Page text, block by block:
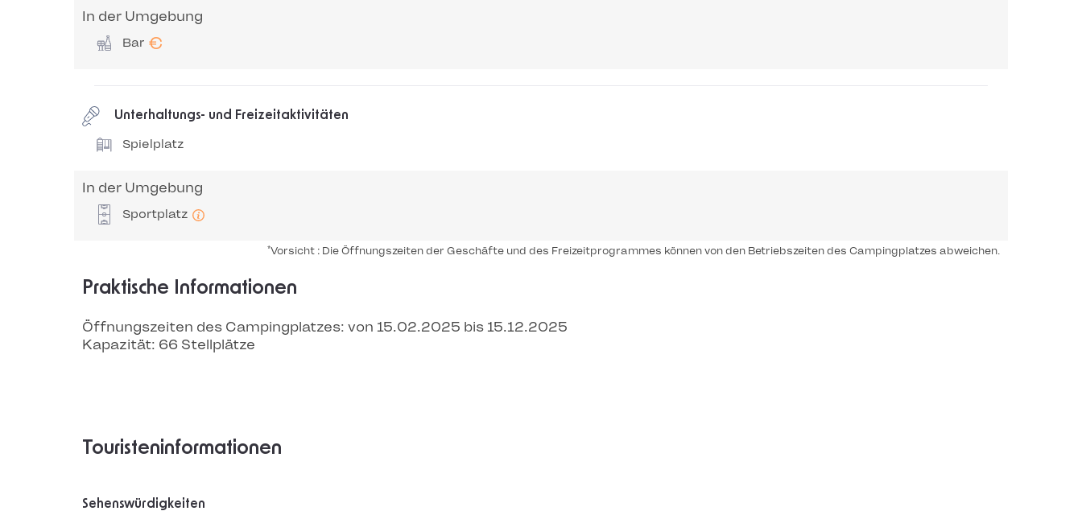
In der Umgebung
Bar €
Unterhaltungs- und Freizeitaktivitäten
Spielplatz
In der Umgebung
Sportplatz
*Vorsicht : Die Öffnungszeiten der Geschäfte und des Freizeitprogrammes können von den Betriebszeiten des Campingplatzes abweichen.
Praktische Informationen
Öffnungszeiten des Campingplatzes: von 15.02.2025 bis 15.12.2025
Kapazität: 66 Stellplätze
Touristeninformationen
Sehenswürdigkeiten